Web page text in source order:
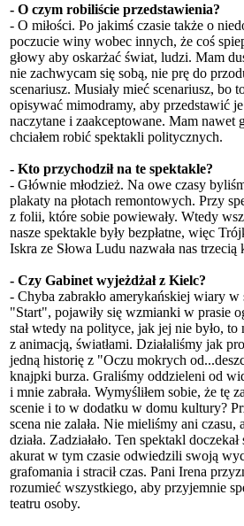
- O czym robiliście przedstawienia?
- O miłości. Po jakimś czasie także o
poczucie winy wobec innych, że coś
głowy aby oskarżać świat, ludzi. Mam
nie zachwycam się sobą, nie prę do
scenariusz. Musiały mieć scenariusz, bo
opisywać mimodramy, aby przedstawić
naczytane i zaakceptowane. Mam nawet
chciałem robić spektakli politycznych.
- Kto przychodził na te spektakle?
- Głównie młodzież. Na owe czasy
plakaty na płotach remontowych. Przy
z folii, które sobie powiewały. Wtedy
nasze spektakle były bezpłatne, więc
Iskra ze Słowa Ludu nazwała nas
- Czy Gabinet wyjeżdżał z Kielc?
- Chyba zabrakło amerykańskiej wiary
"Start", pojawiły się wzmianki w prasie
stał wtedy na polityce, jak jej nie było,
z animacją, światłami. Działaliśmy jak
jedną historię z "Oczu mokrych
knajpki burza. Graliśmy oddzieleni od
i mnie zabrała. Wymyśliłem sobie, że tę
scenie i to w dodatku w domu kultury?
scena nie zalała. Nie mieliśmy ani
działa. Zadziałało. Ten spektakl
akurat w tym czasie odwiedzili swoją
grafomania i stracił czas. Pani Irena
rozumieć wszystkiego, aby przyjemnie
teatru osoby.